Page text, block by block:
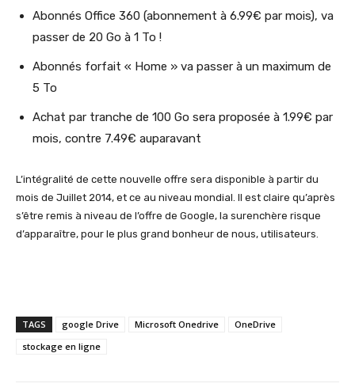
Abonnés Office 360 (abonnement à 6.99€ par mois), va
passer de 20 Go à 1 To !
Abonnés forfait « Home » va passer à un maximum de
5 To
Achat par tranche de 100 Go sera proposée à 1.99€ par
mois, contre 7.49€ auparavant
L’intégralité de cette nouvelle offre sera disponible à partir du
mois de Juillet 2014, et ce au niveau mondial. Il est claire qu’après
s’être remis à niveau de l’offre de Google, la surenchère risque
d’apparaître, pour le plus grand bonheur de nous, utilisateurs.
TAGS google Drive Microsoft Onedrive
OneDrive
stockage en ligne